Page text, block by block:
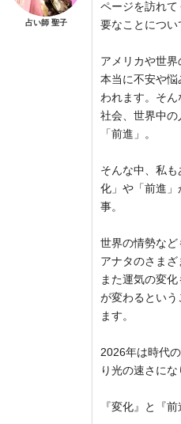
占い師 聖子
ページを訪れ
要なことについ
アメリカや世
本当に不安や悩
われます。そ
社会、世界中
「前進」。
そんな中、私
化」や「前進
事。
世界の情勢など
アナタのさまざ
また運気の変
が変わるという
ます。
2026年は時代
り光の速さに
『変化』と『前